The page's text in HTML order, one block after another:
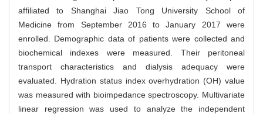
affiliated to Shanghai Jiao Tong University School of
Medicine from September 2016 to January 2017 were
enrolled. Demographic data of patients were collected and
biochemical indexes were measured. Their peritoneal
transport characteristics and dialysis adequacy were
evaluated. Hydration status index overhydration (OH) value
was measured with bioimpedance spectroscopy. Multivariate
linear regression was used to analyze the independent